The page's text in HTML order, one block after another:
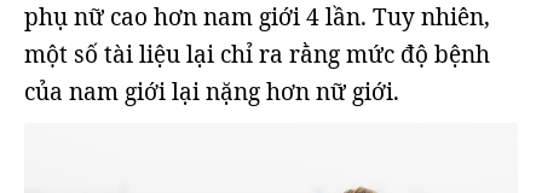
phụ nữ cao hơn nam giới 4 lần. Tuy nhiên,
một số tài liệu lại chỉ ra rằng mức độ bệnh
của nam giới lại nặng hơn nữ giới.